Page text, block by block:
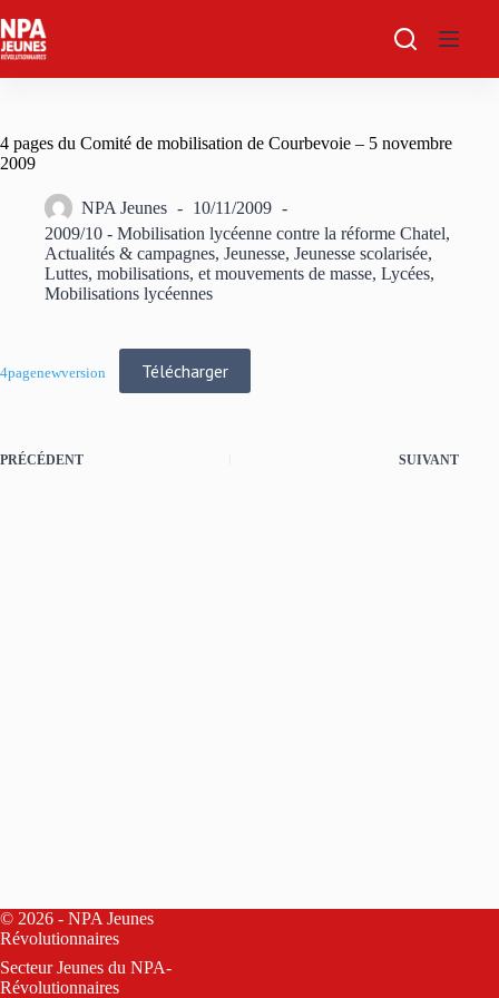
au
contenu
4 pages du Comité de mobilisation de Courbevoie – 5 novembre
2009
NPA Jeunes
10/11/2009
2009/10 - Mobilisation lycéenne contre la réforme Chatel,
Actualités & campagnes, Jeunesse, Jeunesse scolarisée,
Luttes, mobilisations, et mouvements de masse, Lycées,
Mobilisations lycéennes
4pagenewversion Télécharger
PRÉCÉDENT SUIVANT
© 2026 - NPA Jeunes
Révolutionnaires
Secteur Jeunes du NPA-
Révolutionnaires